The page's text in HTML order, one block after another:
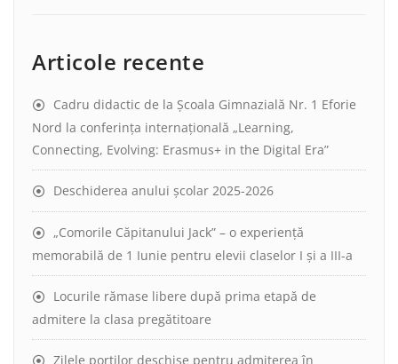
Articole recente
Cadru didactic de la Școala Gimnazială Nr. 1 Eforie
Nord la conferința internațională „Learning,
Connecting, Evolving: Erasmus+ in the Digital Era”
Deschiderea anului școlar 2025-2026
„Comorile Căpitanului Jack” – o experiență
memorabilă de 1 Iunie pentru elevii claselor I și a III-a
Locurile rămase libere după prima etapă de
admitere la clasa pregătitoare
Zilele porților deschise pentru admiterea în